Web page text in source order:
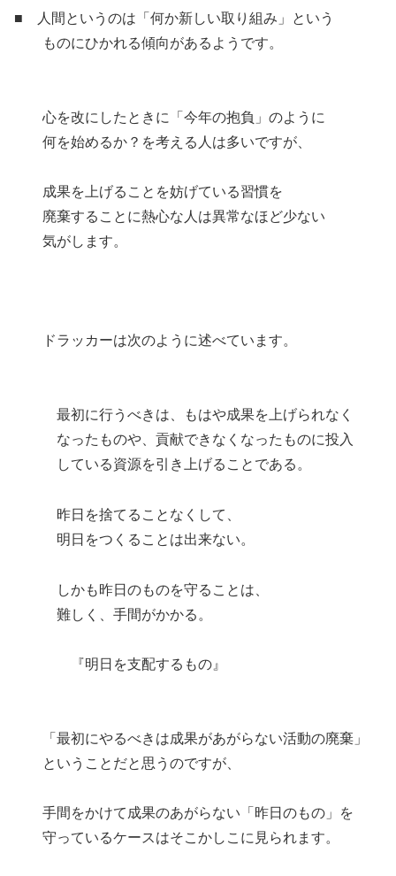
■ 人間というのは「何か新しい取り組み」という
ものにひかれる傾向があるようです。
心を改にしたときに「今年の抱負」のように
何を始めるか？を考える人は多いですが、
成果を上げることを妨げている習慣を
廃棄することに熱心な人は異常なほど少ない
気がします。
ドラッカーは次のように述べています。
最初に行うべきは、もはや成果を上げられなく
なったものや、貢献できなくなったものに投入
している資源を引き上げることである。
昨日を捨てることなくして、
明日をつくることは出来ない。
しかも昨日のものを守ることは、
難しく、手間がかかる。
『明日を支配するもの』
「最初にやるべきは成果があがらない活動の廃棄」
ということだと思うのですが、
手間をかけて成果のあがらない「昨日のもの」を
守っているケースはそこかしこに見られます。